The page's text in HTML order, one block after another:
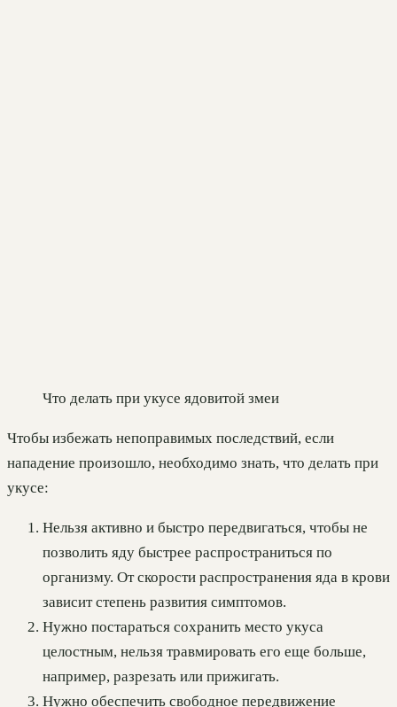
Что делать при укусе ядовитой змеи
Чтобы избежать непоправимых последствий, если
нападение произошло, необходимо знать, что делать при
укусе:
Нельзя активно и быстро передвигаться, чтобы не
позволить яду быстрее распространиться по
организму. От скорости распространения яда в крови
зависит степень развития симптомов.
Нужно постараться сохранить место укуса
целостным, нельзя травмировать его еще больше,
например, разрезать или прижигать.
Нужно обеспечить свободное передвижение